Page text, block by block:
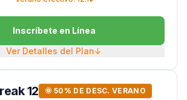
Inscríbete en Línea
Ver Detalles del Plan↓
12
🌞 50% DE DESC. VERANO